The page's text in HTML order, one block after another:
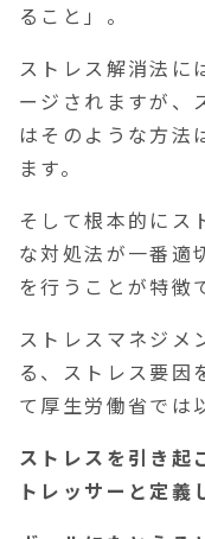
ること」 。
ストレス解消法に
ージされますが、
はそのような方法
ます。
そして根本的にス
な対処法が一番適
を行うことが特徴
ストレスマネジメ
る、ストレス要因
て厚生労働省では
ストレスを引き起
トレッサーと定義